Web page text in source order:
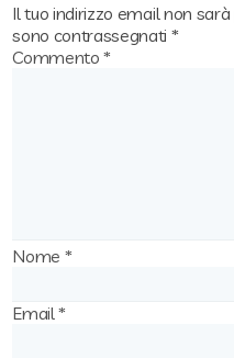
Il tuo indirizzo email non
sono contrassegnati *
Commento*
Nome *
Email*